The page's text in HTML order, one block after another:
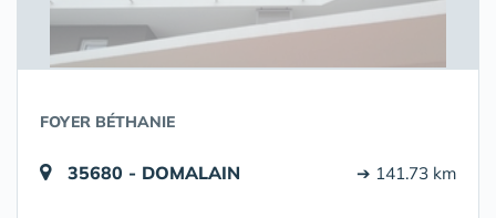
FOYER BÉTHANIE
35680 - DOMALAIN ➔ 141.73 km